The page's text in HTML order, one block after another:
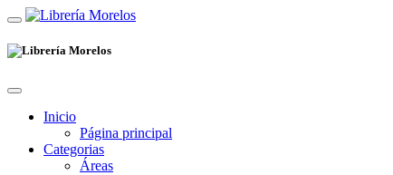
Inicio
Página principal
Categorias
Áreas